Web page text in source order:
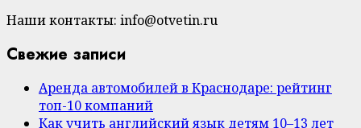
Наши контакты: info@otvetin.ru
Свежие записи
Аренда автомобилей в Краснодаре: рейтинг
топ-10 компаний
Как учить английский язык детям 10–13 лет